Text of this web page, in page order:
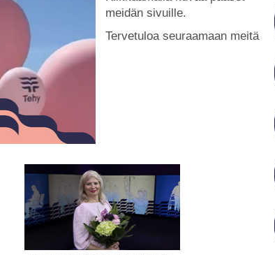
meidän sivuille.
Tervetuloa seuraamaan meitä